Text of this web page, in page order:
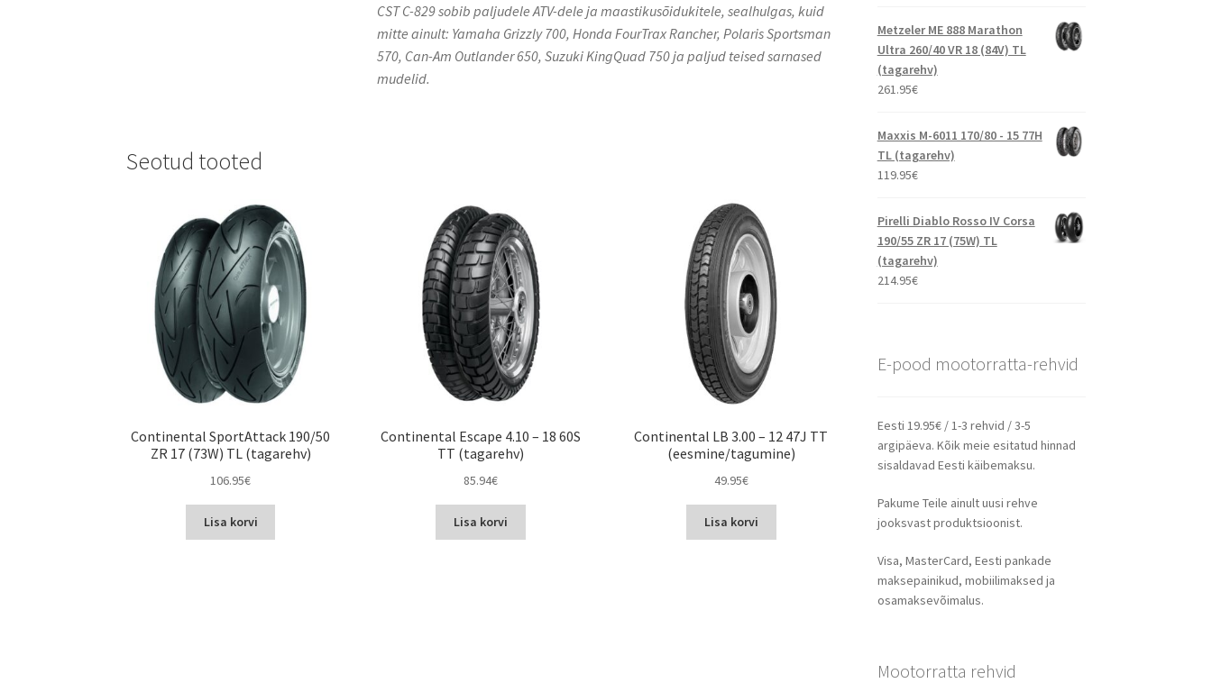
CST C-829 sobib paljudele ATV-dele ja maastikusõidukitele, sealhulgas, kuid
mitte ainult: Yamaha Grizzly 700, Honda FourTrax Rancher, Polaris Sportsman
570, Can-Am Outlander 650, Suzuki KingQuad 750 ja paljud teised sarnased
mudelid.
Seotud tooted
Continental SportAttack 190/50
ZR 17 (73W) TL (tagarehv)
106.95€
Lisa korvi
Continental Escape 4.10 – 18 60S
TT (tagarehv)
85.94€
Lisa korvi
Continental LB 3.00 – 12 47J TT
(eesmine/tagumine)
49.95€
Lisa korvi
Metzeler ME 888 Marathon
Ultra 260/40 VR 18 (84V) TL
(tagarehv)
261.95€
Maxxis M-6011 170/80 - 15 77H
TL (tagarehv)
119.95€
Pirelli Diablo Rosso IV Corsa
190/55 ZR 17 (75W) TL
(tagarehv)
214.95€
E-pood mootorratta-rehvid
Eesti 19.95€ / 1-3 rehvid / 3-5
argipäeva. Kõik meie esitatud hinnad
sisaldavad Eesti käibemaksu.
Pakume Teile ainult uusi rehve
jooksvast produktsioonist.
Visa, MasterCard, Eesti pankade
maksepainikud, mobiilimaksed ja
osamaksevõimalus.
Mootorratta rehvid